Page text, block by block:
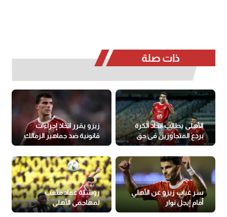
ذات صلة
الأهلى يطالب اتحاد الكرة
بردع المتجاوزين فى حق
زيزو
زيزو يقرر اتخاذ إجراءات
قانونية ضد جماهير الزمالك
(فيديو)
سر غياب زيزو عن الأهلي
أمام إيجل نوار
روشتة عماد متعب
لمهاجمي الأهلي